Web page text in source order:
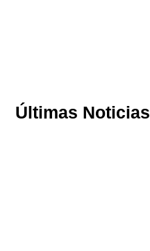
Últimas Noticias